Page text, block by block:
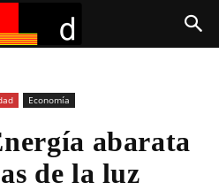
Economía
abarata
de la luz